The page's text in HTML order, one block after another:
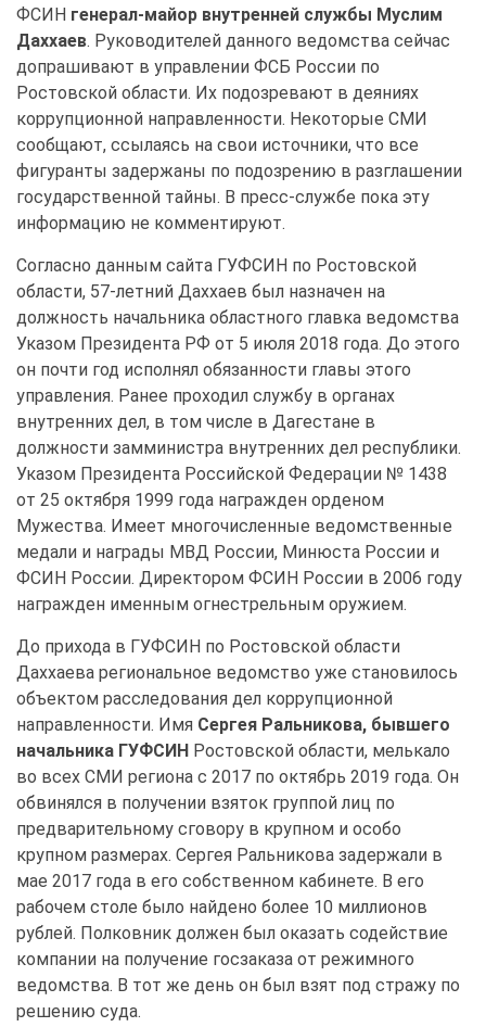
ФСИН генерал-майор внутренней службы Муслим
Даххаев. Руководителей данного ведомства сейчас
допрашивают в управлении ФСБ России по
Ростовской области. Их подозревают в деяниях
коррупционной направленности. Некоторые СМИ
сообщают, ссылаясь на свои источники, что все
фигуранты задержаны по подозрению в разглашении
государственной тайны. В пресс-службе пока эту
информацию не комментируют.
Согласно данным сайта ГУФСИН по Ростовской
области, 57-летний Даххаев был назначен на
должность начальника областного главка ведомства
Указом Президента РФ от 5 июля 2018 года. До этого
он почти год исполнял обязанности главы этого
управления. Ранее проходил службу в органах
внутренних дел, в том числе в Дагестане в
должности замминистра внутренних дел республики.
Указом Президента Российской Федерации № 1438
от 25 октября 1999 года награжден орденом
Мужества. Имеет многочисленные ведомственные
медали и награды МВД России, Минюста России и
ФСИН России. Директором ФСИН России в 2006 году
награжден именным огнестрельным оружием.
До прихода в ГУФСИН по Ростовской области
Даххаева региональное ведомство уже становилось
объектом расследования дел коррупционной
направленности. Имя Сергея Ральникова, бывшего
начальника ГУФСИН Ростовской области, мелькало
во всех СМИ региона с 2017 по октябрь 2019 года. Он
обвинялся в получении взяток группой лиц по
предварительному сговору в крупном и особо
крупном размерах. Сергея Ральникова задержали в
мае 2017 года в его собственном кабинете. В его
рабочем столе было найдено более 10 миллионов
рублей. Полковник должен был оказать содействие
компании на получение госзаказа от режимного
ведомства. В тот же день он был взят под стражу по
решению суда.